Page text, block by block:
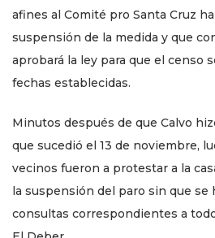
afines al Comité pro Santa Cruz
suspensión de la medida y que
aprobará la ley para que el censo
fechas establecidas.
Minutos después de que Calvo
que sucedió el 13 de noviembre,
vecinos fueron a protestar a la
la suspensión del paro sin que se
consultas correspondientes a